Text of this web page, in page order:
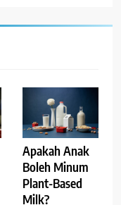
Apakah Anak
Boleh Minum
Plant-Based
Milk?